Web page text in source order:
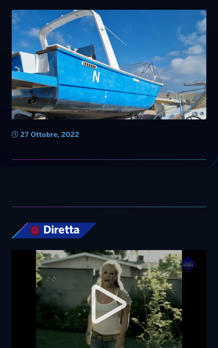
27 Ottobre, 2022
Diretta